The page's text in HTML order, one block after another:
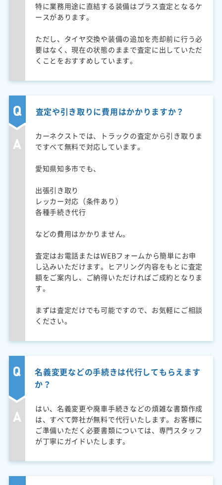
特に業務用途に直結する装備はプラス査定となるケ
ースがあります。
ただし、タイヤ交換や装備の追加を売却前に行う必
要はなく、現在の状態のままで査定に出していただ
くことをおすすめしています。
査定や引き取りに費用はかかりますか？
カーネクストでは、トラックの査定から引き取りま
ですべて無料で対応しています。
愛知県知多市でも、
出張引き取り
レッカー対応（条件あり）
各種手続き代行
などの費用はかかりません。
査定はお電話またはWEBフォームから簡単にお申
し込みいただけます。ヒアリング内容をもとに査定
額をご案内し、ご納得いただければご成約となりま
す。
まずは査定だけでも可能ですので、お気軽にご相談
ください。
名義変更などの手続きは代行してもらえます
か？
はい、名義変更や廃車手続きなどの煩雑な書類作成
は、すべて弊社が無料で代行いたします。お客様に
ご準備いただく必要書類については、専門スタッフ
が丁寧にガイドいたします。